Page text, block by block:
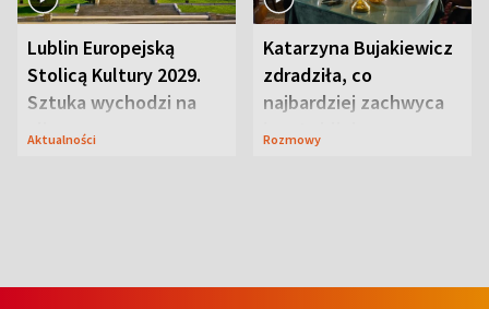
Lublin Europejską
Stolicą Kultury 2029.
Sztuka wychodzi na
ulice
Aktualności
Katarzyna Bujakiewicz
zdradziła, co
najbardziej zachwyca
ją w Lublinie
Rozmowy